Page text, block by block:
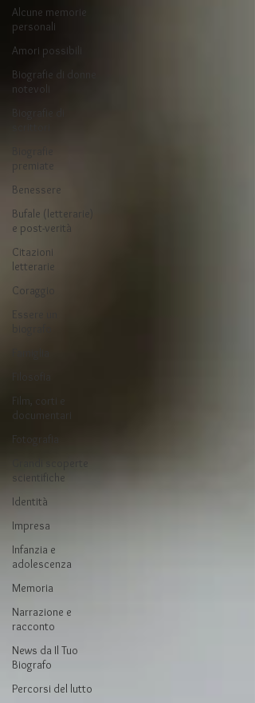
Alcune memorie
personali
Amori possibili
Biografie di donne
notevoli
Biografie di
premiate
Benessere
Bufale (letterarie)
e post-verità
Citazioni
letterarie
Coraggio
Essere un
Film, corti e
documentari
Fotografia
scientifiche
Identità
Impresa
Infanzia e
adolescenza
Memoria
Narrazione e
racconto
News da Il Tuo
Biografo
Percorsi del lutto